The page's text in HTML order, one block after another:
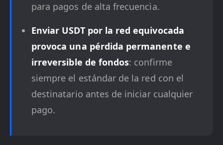
para pagos de alta frecuencia.
Enviar USDT por la red equivocada
provoca una pérdida permanente e
irreversible de fondos: confirme
siempre el estándar de la red con el
destinatario antes de iniciar cualquier
pago.